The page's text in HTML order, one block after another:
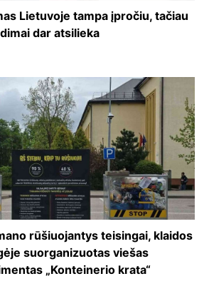
Lietuvoje tampa įpročiu, tačiau
dar atsilieka
rūšiuojantys teisingai, klaidos
suorganizuotas viešas
„Konteinerio krata“